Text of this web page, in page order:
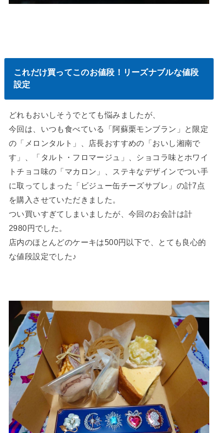
これだけ買ってこのお値段！リーズナブルな値段
設定
どれもおいしそうでとても悩みましたが、
今回は、いつも食べている「阿蘇栗モンブラン」と限定
の「メロンタルト」、店長おすすめの「おいし湘南で
す」、「タルト・フロマージュ」、ショコラ味とホワイ
トチョコ味の「マカロン」、ステキなデザインでつい手
に取ってしまった「ビジュー缶チーズサブレ」の計7点
を購入させていただきました。
つい買いすぎてしまいましたが、今回のお会計は計
2980円でした。
店内のほとんどのケーキは500円以下で、とても良心的
な値段設定でした♪